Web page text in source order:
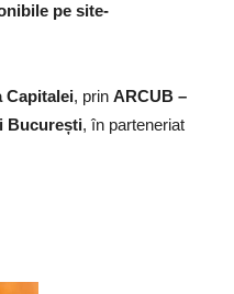
pe site-
Capitalei, prin ARCUB –
București, în parteneriat